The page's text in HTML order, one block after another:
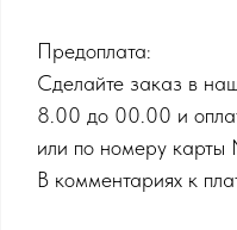
Предоплата:
Сделайте заказ в
8.00 до 00.00 и
или по номеру
В комментариях к